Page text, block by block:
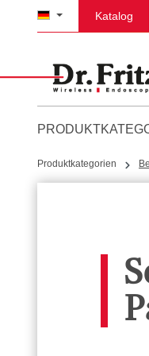
Hauptinhalt springen
Zur Suche springen
Zur Hauptnavigation
Katalog
Produktkategorien